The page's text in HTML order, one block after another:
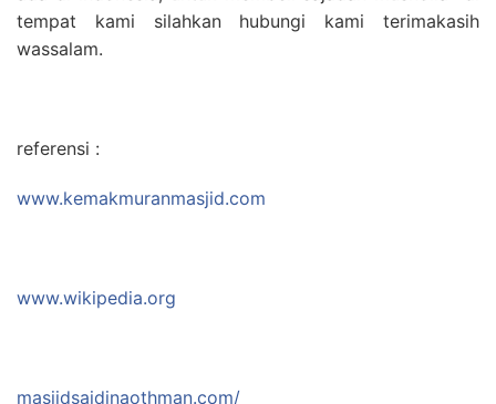
tempat kami silahkan hubungi kami terimakasih
wassalam.
referensi :
www.kemakmuranmasjid.com
www.wikipedia.org
masjidsaidinaothman.com/